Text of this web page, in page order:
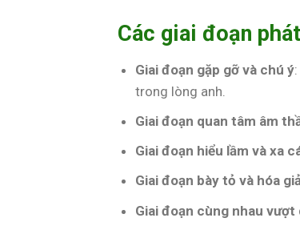
Các giai đoạn
Giai đoạn gặp gỡ và chú ý
trong lòng anh.
Giai đoạn quan tâm âm
Giai đoạn hiểu lầm và xa
Giai đoạn bày tỏ và hóa
Giai đoạn cùng nhau vượt